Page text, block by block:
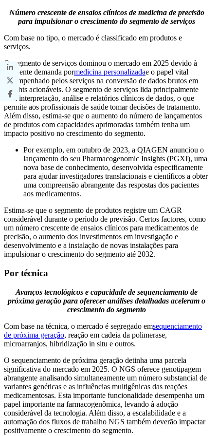
Número crescente de ensaios clínicos de medicina de precisão
para impulsionar o crescimento do segmento de serviços
Com base no tipo, o mercado é classificado em produtos e
serviços.
O segmento de serviços dominou o mercado em 2025 devido à
crescente demanda pormedicina personalizadae o papel vital
desempenhado pelos serviços na conversão de dados brutos em
insights acionáveis. O segmento de serviços lida principalmente
com interpretação, análise e relatórios clínicos de dados, o que
permite aos profissionais de saúde tomar decisões de tratamento.
Além disso, estima-se que o aumento do número de lançamentos
de produtos com capacidades aprimoradas também tenha um
impacto positivo no crescimento do segmento.
Por exemplo, em outubro de 2023, a QIAGEN anunciou o
lançamento do seu Pharmacogenomic Insights (PGXI), uma
nova base de conhecimento, desenvolvida especificamente
para ajudar investigadores translacionais e científicos a obter
uma compreensão abrangente das respostas dos pacientes
aos medicamentos.
Estima-se que o segmento de produtos registre um CAGR
considerável durante o período de previsão. Certos factores, como
um número crescente de ensaios clínicos para medicamentos de
precisão, o aumento dos investimentos em investigação e
desenvolvimento e a instalação de novas instalações para
impulsionar o crescimento do segmento até 2032.
Por técnica
Avanços tecnológicos e capacidade de sequenciamento de
próxima geração para oferecer análises detalhadas aceleram o
crescimento do segmento
Com base na técnica, o mercado é segregado emsequenciamento
de próxima geração, reação em cadeia da polimerase,
microarranjos, hibridização in situ e outros.
O sequenciamento de próxima geração detinha uma parcela
significativa do mercado em 2025. O NGS oferece genotipagem
abrangente analisando simultaneamente um número substancial de
variantes genéticas e as influências multigênicas das reações
medicamentosas. Esta importante funcionalidade desempenha um
papel importante na farmacogenômica, levando à adoção
considerável da tecnologia. Além disso, a escalabilidade e a
automação dos fluxos de trabalho NGS também deverão impactar
positivamente o crescimento do segmento.